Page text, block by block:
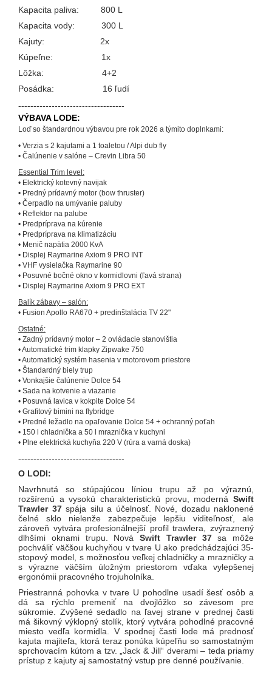
Kapacita paliva: 800 L
Kapacita vody: 300 L
Kajuty: 2x
Kúpeľne: 1x
Lôžka: 4+2
Posádka: 16 ľudí
-----------------------------------
VÝBAVA LODE:
Loď so štandardnou výbavou pre rok 2026 a týmito doplnkami:
• Verzia s 2 kajutami a 1 toaletou / Alpi dub fly
• Čalúnenie v salóne – Crevin Libra 50
Essential Trim level:
• Elektrický kotevný navijak
• Predný prídavný motor (bow thruster)
• Čerpadlo na umývanie paluby
• Reflektor na palube
• Predpríprava na kúrenie
• Predpríprava na klimatizáciu
• Menič napätia 2000 KvA
• Displej Raymarine Axiom 9 PRO INT
• VHF vysielačka Raymarine 90
• Posuvné bočné okno v kormidlovni (ľavá strana)
• Displej Raymarine Axiom 9 PRO EXT
Balík zábavy – salón:
• Fusion Apollo RA670 + predinštalácia TV 22"
Ostatné:
• Zadný prídavný motor – 2 ovládacie stanovištia
• Automatické trim klapky Zipwake 750
• Automatický systém hasenia v motorovom priestore
• Štandardný biely trup
• Vonkajšie čalúnenie Dolce 54
• Sada na kotvenie a viazanie
• Posuvná lavica v kokpite Dolce 54
• Grafitový bimini na flybridge
• Predné ležadlo na opaľovanie Dolce 54 + ochranný poťah
• 150 l chladnička a 50 l mraznička v kuchyni
• Plne elektrická kuchyňa 220 V (rúra a varná doska)
-----------------------------------
O LODI:
Navrhnutá so stúpajúcou líniou trupu až po výraznú,
rozšírenú a vysokú charakteristickú provu, moderná Swift
Trawler 37spája silu a účelnosť. Nové, dozadu naklonené
čelné sklo nielenže zabezpečuje lepšiu viditeľnosť, ale
zároveň vytvára profesionálnejší profil trawlera, zvýraznený
dlhšími oknami trupu. Nová Swift Trawler 37sa môže
pochváliť väčšou kuchyňou v tvare U ako predchádzajúci 35-
stopový model, s možnosťou veľkej chladničky a mrazničky a
s výrazne väčším úložným priestorom vďaka vylepšenej
ergonómii pracovného trojuholníka.
Priestranná pohovka v tvare U pohodlne usadí šesť osôb a
dá sa rýchlo premeniť na dvojlôžko so závesom pre
súkromie. Zvýšené sedadlo na ľavej strane v prednej časti
má šikovný výklopný stolík, ktorý vytvára pohodlné pracovné
miesto vedľa kormidla. V spodnej časti lode má prednosť
kajuta majiteľa, ktorá teraz ponúka kúpeľňu so samostatným
sprchovacím kútom a tzv. „Jack & Jill“ dverami – teda priamy
prístup z kajuty aj samostatný vstup pre denné používanie.